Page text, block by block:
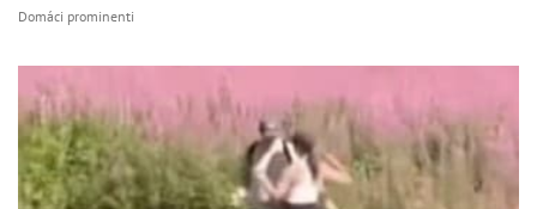
Domáci prominenti